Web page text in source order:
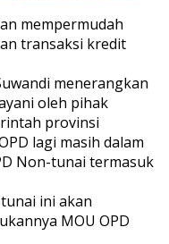
mempermudah
transaksi kredit
menerangkan
oleh pihak
provinsi
lagi masih dalam
Non-tunai termasuk
ini akan
MOU OPD